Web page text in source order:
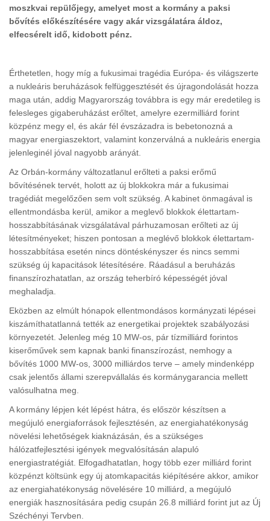
moszkvai repülőjegy, amelyet most a kormány a paksi
bővítés előkészítésére vagy akár vizsgálatára áldoz,
elfecsérelt idő, kidobott pénz.
Érthetetlen, hogy míg a fukusimai tragédia Európa- és világszerte
a nukleáris beruházások felfüggesztését és újragondolását hozza
maga után, addig Magyarország továbbra is egy már eredetileg is
felesleges gigaberuházást erőltet, amelyre ezermilliárd forint
közpénz megy el, és akár fél évszázadra is bebetonozná a
magyar energiaszektort, valamint konzerválná a nukleáris energia
jelenleginél jóval nagyobb arányát.
Az Orbán-kormány változatlanul erőlteti a paksi erőmű
bővítésének tervét, holott az új blokkokra már a fukusimai
tragédiát megelőzően sem volt szükség. A kabinet önmagával is
ellentmondásba kerül, amikor a meglevő blokkok élettartam-
hosszabbításának vizsgálatával párhuzamosan erőlteti az új
létesítményeket; hiszen pontosan a meglévő blokkok élettartam-
hosszabbítása esetén nincs döntéskényszer és nincs semmi
szükség új kapacitások létesítésére. Ráadásul a beruházás
finanszírozhatatlan, az ország teherbíró képességét jóval
meghaladja.
Eközben az elmúlt hónapok ellentmondásos kormányzati lépései
kiszámíthatatlanná tették az energetikai projektek szabályozási
környezetét. Jelenleg még 10 MW-os, pár tízmilliárd forintos
kiserőművek sem kapnak banki finanszírozást, nemhogy a
bővítés 1000 MW-os, 3000 milliárdos terve – amely mindenképp
csak jelentős állami szerepvállalás és kormánygarancia mellett
valósulhatna meg.
A kormány lépjen két lépést hátra, és először készítsen a
megújuló energiaforrások fejlesztésén, az energiahatékonyság
növelési lehetőségek kiaknázásán, és a szükséges
hálózatfejlesztési igények megvalósításán alapuló
energiastratégiát. Elfogadhatatlan, hogy több ezer milliárd forint
közpénzt költsünk egy új atomkapacitás kiépítésére akkor, amikor
az energiahatékonyság növelésére 10 milliárd, a megújuló
energiák hasznosítására pedig csupán 26.8 milliárd forint jut az Új
Széchényi Tervben.